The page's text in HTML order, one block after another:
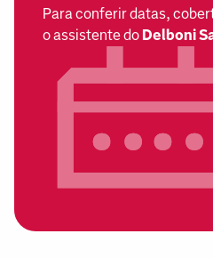
Para conferir datas,
o assistente do Delboni